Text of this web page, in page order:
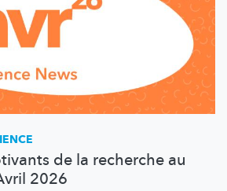
de la recherche au
2026